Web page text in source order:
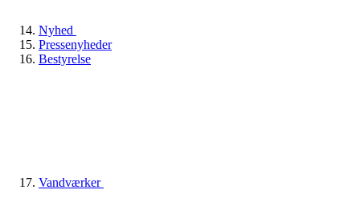
Nyhed
Pressenyheder
Bestyrelse
Vandværker